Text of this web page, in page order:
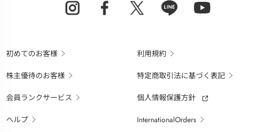
初めてのお客様
利用規約
株主優待のお客様
特定商取引法に基づく表記
会員ランクサービス
個人情報保護方針
ヘルプ
InternationalOrders